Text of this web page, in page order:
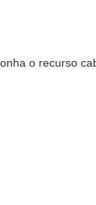
o recurso